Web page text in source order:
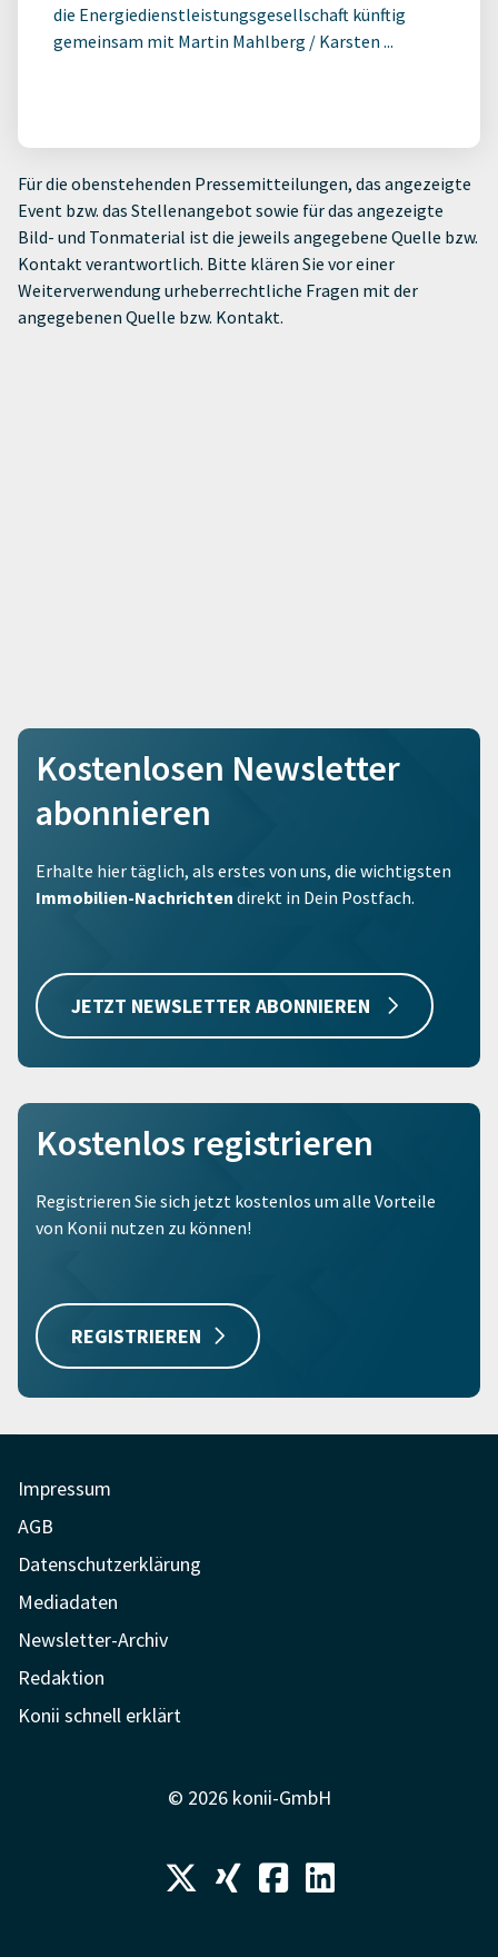
die Energiedienstleistungsgesellschaft künftig
gemeinsam mit Martin Mahlberg / Karsten ...
Für die obenstehenden Pressemitteilungen, das angezeigte
Event bzw. das Stellenangebot sowie für das angezeigte
Bild- und Tonmaterial ist die jeweils angegebene Quelle bzw.
Kontakt verantwortlich. Bitte klären Sie vor einer
Weiterverwendung urheberrechtliche Fragen mit der
angegebenen Quelle bzw. Kontakt.
Kostenlosen Newsletter
abonnieren
Erhalte hier täglich, als erstes von uns, die wichtigsten
Immobilien-Nachrichten direkt in Dein Postfach.
JETZT NEWSLETTER ABONNIEREN
Kostenlos registrieren
Registrieren Sie sich jetzt kostenlos um alle Vorteile
von Konii nutzen zu können!
REGISTRIEREN
Impressum
AGB
Datenschutzerklärung
Mediadaten
Newsletter-Archiv
Redaktion
Konii schnell erklärt
© 2026 konii-GmbH